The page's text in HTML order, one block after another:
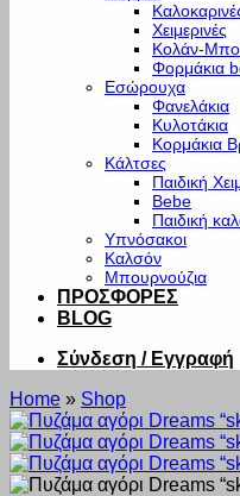
Χειμερινές
Κολάν-
Φορμάκια
Εσώρουχα
Φανελάκια
Κυλοτάκια
Κορμάκια
Κάλτσες
Παιδική
Bebe
Παιδική
Υπνόσακοι
Καλσόν
Μπουρνούζια
ΠΡΟΣΦΟΡΕΣ
BLOG
Σύνδεση / Εγγραφή
Home » Shop